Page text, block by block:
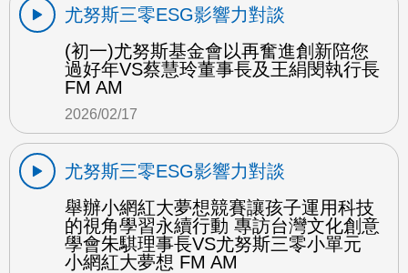
尤努斯三零ESG影響力對談
(初一)尤努斯基金會以再奮進創新陪您
過好年VS蔡慧玲董事長及王絹閔執行長
FM AM
2026/02/17
尤努斯三零ESG影響力對談
舉辦小網紅大夢想競賽讓孩子運用科技
的視角學習永續行動 專訪台灣文化創意
學會朱騏理事長VS尤努斯三零小單元
小網紅大夢想 FM AM